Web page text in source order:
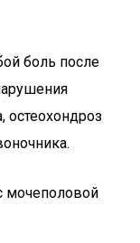
боль после
остеохондроз
мочеполовой